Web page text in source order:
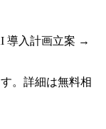
導入計画立案 →
。詳細は無料相